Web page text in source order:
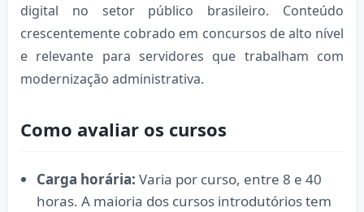
digital no setor público brasileiro. Conteúdo
crescentemente cobrado em concursos de alto nível
e relevante para servidores que trabalham com
modernização administrativa.
Como avaliar os cursos
Carga horária: Varia por curso, entre 8 e 40
horas. A maioria dos cursos introdutórios tem